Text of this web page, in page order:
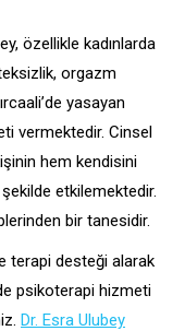
özellikle kadınlarda
orgazm
yasayan
vermektedir. Cinsel
hem kendisini
etkilemektedir.
bir tanesidir.
terapi desteği alarak
psikoterapi hizmeti
Dr. Esra Ulubey